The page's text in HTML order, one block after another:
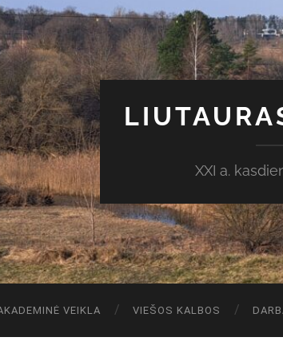
XXI a.
VEIKLA VIEŠOS KALBOS